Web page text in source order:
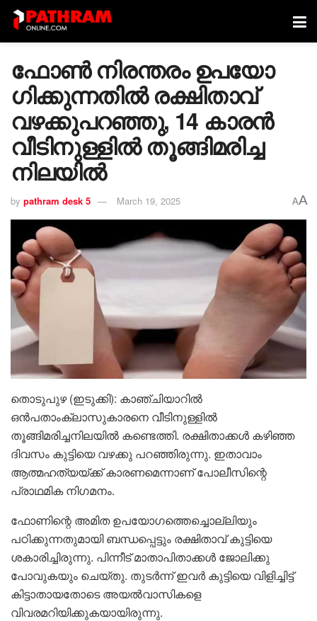
ഫോൺ നിരന്തരം ഉപയോ​
ഗിക്കുന്നതിൽ രക്ഷിതാവ്
വഴക്കുപറഞ്ഞു, 14 കാരൻ
വീടിനുള്ളിൽ തൂങ്ങിമരിച്ച
നിലയിൽ
by pathram desk 5 March 19, 2025 AA
തൊടുപുഴ (ഇടുക്കി): കാഞ്ചിയാറിൽ
ഒൻപതാംക്ലാസുകാരനെ വീടിനുള്ളിൽ
തൂങ്ങിമരിച്ചനിലയിൽ കണ്ടെത്തി. രക്ഷിതാക്കൾ കഴിഞ്ഞ
ദിവസം കുട്ടിയെ വഴക്കു പറഞ്ഞിരുന്നു. ഇതാവാം
ആത്മഹത്യയ്ക്ക് കാരണമെന്നാണ് പോലീസിന്റെ
പ്രാഥമിക നിഗമനം.
ഫോണിന്റെ അമിത ഉപയോഗത്തെച്ചൊല്ലിയും
പഠിക്കുന്നതുമായി ബന്ധപ്പെട്ടും രക്ഷിതാവ് കുട്ടിയെ
ശകാരിച്ചിരുന്നു. പിന്നീട് മാതാപിതാക്കൾ ജോലിക്കു
പോവുകയും ചെയ്തു. തുടർന്ന് ഇവർ കുട്ടിയെ വിളിച്ചിട്ട്
കിട്ടാതായതോടെ അയൽവാസികളെ
വിവരമറിയിക്കുകയായിരുന്നു.